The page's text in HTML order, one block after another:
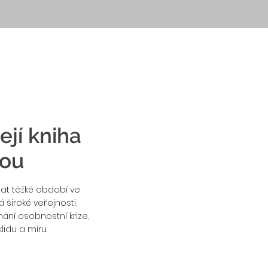
kniha
těžké období ve
široké veřejnosti,
osobnostní krize,
a míru.